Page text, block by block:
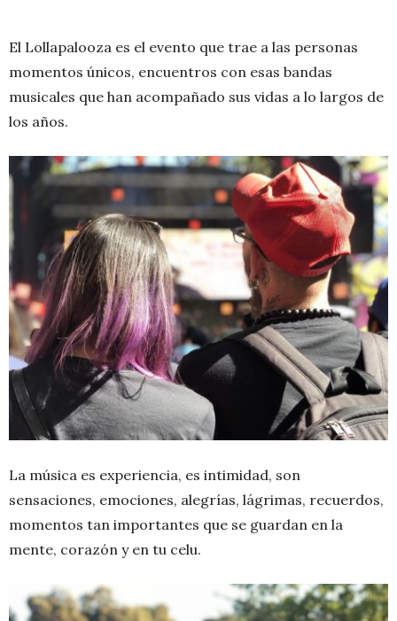
El Lollapalooza es el evento que trae a las personas
momentos únicos, encuentros con esas bandas
musicales que han acompañado sus vidas a lo largos de
los años.
La música es experiencia, es intimidad, son
sensaciones, emociones, alegrías, lágrimas, recuerdos,
momentos tan importantes que se guardan en la
mente, corazón y en tu celu.